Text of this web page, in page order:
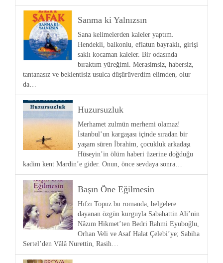
Sanma ki Yalnızsın
Sana kelimelerden kaleler yaptım.
Hendekli, balkonlu, eflatun bayraklı, girişi
saklı kocaman kaleler. Bir odasında
bıraktım yüreğimi. Merasimsiz, habersiz,
tantanasız ve beklentisiz usulca düşürüverdim elimden, olur
da…
Huzursuzluk
Merhamet zulmün merhemi olamaz!
İstanbul’un kargaşası içinde sıradan bir
yaşam süren İbrahim, çocukluk arkadaşı
Hüseyin’in ölüm haberi üzerine doğduğu
kadim kent Mardin’e gider. Onun, önce sevdaya sonra…
Başın Öne Eğilmesin
Hıfzı Topuz bu romanda, belgelere
dayanan özgün kurguyla Sabahattin Ali’nin
Nâzım Hikmet’ten Bedri Rahmi Eyuboğlu,
Orhan Veli ve Asaf Halat Çelebi’ye; Sabiha
Sertel’den Vâlâ Nurettin, Rasih…